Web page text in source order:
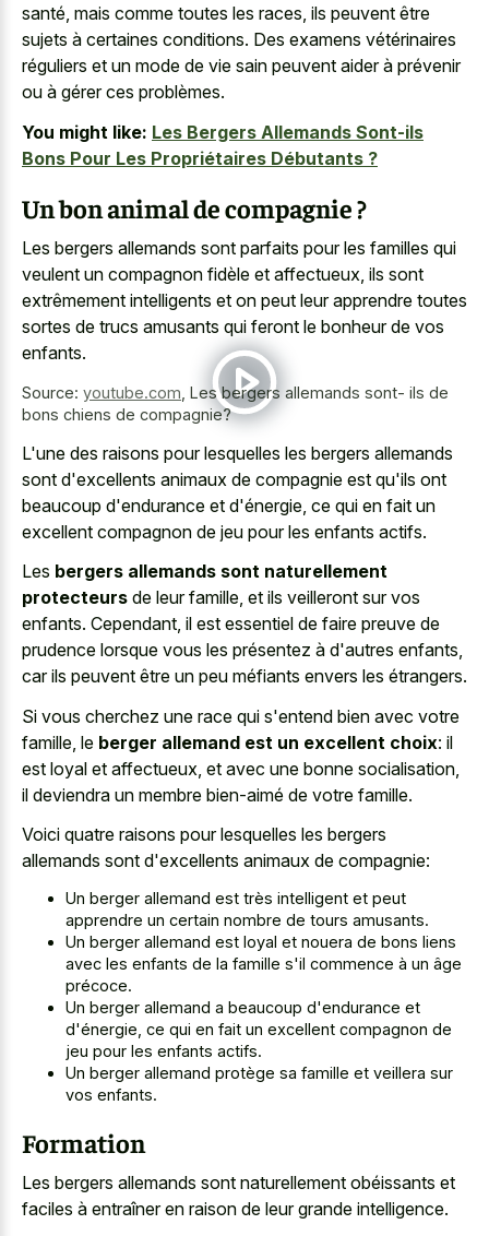
santé, mais comme toutes les races, ils peuvent être
sujets à certaines conditions. Des examens vétérinaires
réguliers et un mode de vie sain peuvent aider à prévenir
ou à gérer ces problèmes.
You might like: Les Bergers Allemands Sont-ils
Bons Pour Les Propriétaires Débutants ?
Un bon animal de compagnie ?
Les bergers allemands sont parfaits pour les familles qui
veulent un compagnon fidèle et affectueux, ils sont
extrêmement intelligents et on peut leur apprendre toutes
sortes de trucs amusants qui feront le bonheur de vos
enfants.
Source: youtube.com Les bergers allemands sont- ils de
bons chiens de compagnie?
L'une des raisons pour lesquelles les bergers allemands
sont d'excellents animaux de compagnie est qu'ils ont
beaucoup d'endurance et d'énergie, ce qui en fait un
excellent compagnon de jeu pour les enfants actifs.
Les bergers allemands sont naturellement
protecteurs de leur famille, et ils veilleront sur vos
enfants. Cependant, il est essentiel de faire preuve de
prudence lorsque vous les présentez à d'autres enfants,
car ils peuvent être un peu méfiants envers les étrangers.
Si vous cherchez une race qui s'entend bien avec votre
famille, le berger allemand est un excellent choix: il
est loyal et affectueux, et avec une bonne socialisation,
il deviendra un membre bien-aimé de votre famille.
Voici quatre raisons pour lesquelles les bergers
allemands sont d'excellents animaux de compagnie:
Un berger allemand est très intelligent et peut
apprendre un certain nombre de tours amusants.
Un berger allemand est loyal et nouera de bons liens
avec les enfants de la famille s'il commence à un âge
précoce.
Un berger allemand a beaucoup d'endurance et
d'énergie, ce qui en fait un excellent compagnon de
jeu pour les enfants actifs.
Un berger allemand protège sa famille et veillera sur
vos enfants.
Formation
Les bergers allemands sont naturellement obéissants et
faciles à entraîner en raison de leur grande intelligence.